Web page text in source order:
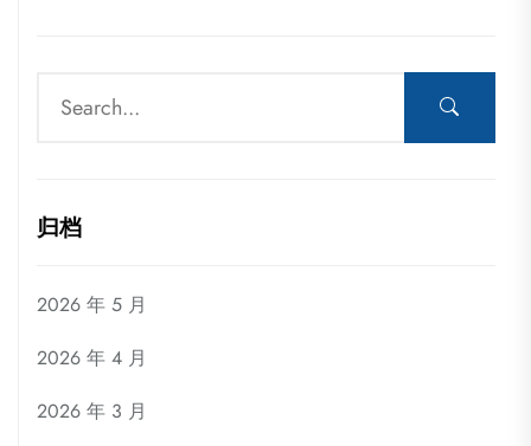
归档
2026 年 5 月
2026 年 4 月
2026 年 3 月